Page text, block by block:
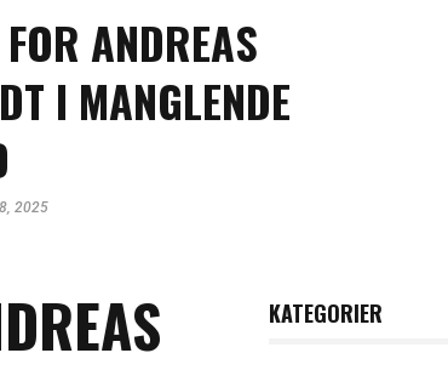
ANDREAS
I MANGLENDE
2025
KATEGORIER